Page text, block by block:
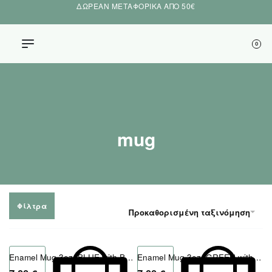
ΔΩΡΕΑΝ ΜΕΤΑΦΟΡΙΚΑ ΑΠΟ 50€
0
mug
Προκαθορισμένη ταξινόμηση
Φίλτρα
Enamel Mug 3oz. BLUE with Black Rim Enamel Mug 3oz. GREEN with Black Rim